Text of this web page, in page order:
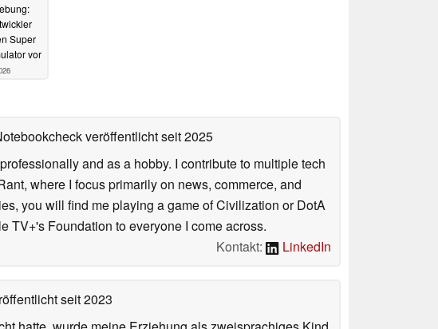
Super
vor
veröffentlichtseit 2025
and as a hobby. I contribute to multiple tech
where I focus primarily on news, commerce, and
you will find me playing a game of Civilization or DotA
TV+'s Foundation to everyone I come across.
Kontakt:
LinkedIn
seit 2023